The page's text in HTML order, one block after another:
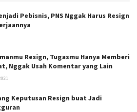
Pebisnis, PNS Nggak Harus Resign
Resign, Tugasmu Hanya Memberi
Nggak Usah Komentar yang Lain
Keputusan Resign buat Jadi